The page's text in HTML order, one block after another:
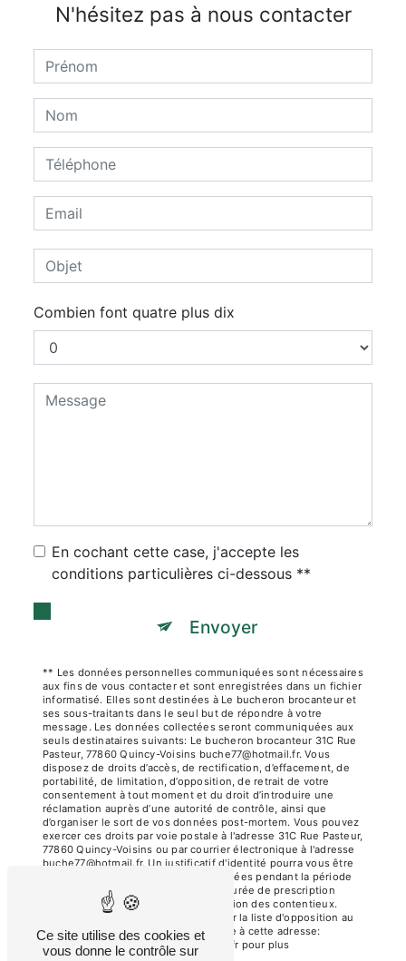
N'hésitez pas à nous contacter
Combien font quatre plus dix
En cochant cette case, j'accepte les
conditions particulières ci-dessous **
Envoyer
** Les données personnelles communiquées sont nécessaires
aux fins de vous contacter et sont enregistrées dans un fichier
informatisé. Elles sont destinées à Le bucheron brocanteur et
ses sous-traitants dans le seul but de répondre à votre
message. Les données collectées seront communiquées aux
seuls destinataires suivants: Le bucheron brocanteur 31C Rue
Pasteur, 77860 Quincy-Voisins buche77@hotmail.fr. Vous
disposez de droits d’accès, de rectification, d’effacement, de
portabilité, de limitation, d’opposition, de retrait de votre
consentement à tout moment et du droit d’introduire une
réclamation auprès d’une autorité de contrôle, ainsi que
d’organiser le sort de vos données post-mortem. Vous pouvez
exercer ces droits par voie postale à l'adresse 31C Rue Pasteur,
77860 Quincy-Voisins ou par courrier électronique à l'adresse
buche77@hotmail.fr. Un justificatif d'identité pourra vous être
demandé. Nous conservons vos données pendant la période
de prise de contact puis pendant la durée de prescription
légale aux fins probatoires et de gestion des contentieux.
Vous avez le droit de vous inscrire sur la liste d'opposition au
démarchage téléphonique, disponible à cette adresse:
Bloctel.gouv.fr . Consultez le site cnil.fr pour plus
Ce site utilise des cookies et
vous donne le contrôle sur